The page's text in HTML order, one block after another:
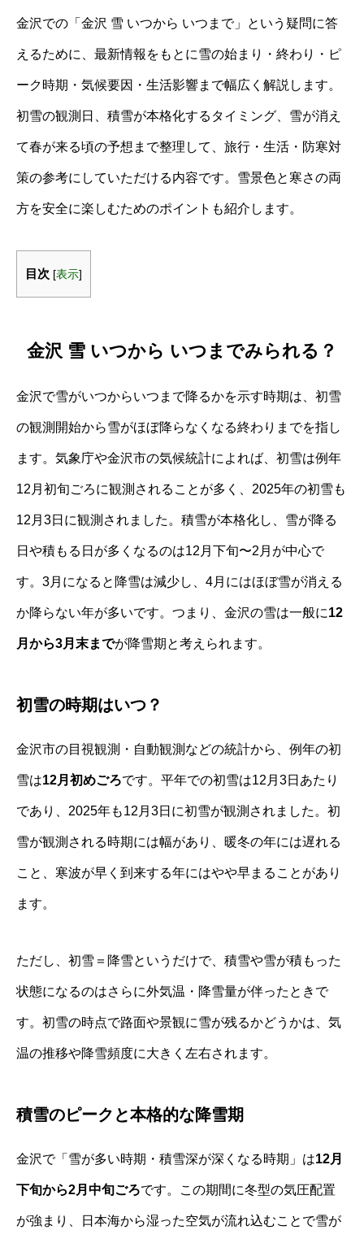
金沢での「金沢 雪 いつから いつまで」という疑問に答
えるために、最新情報をもとに雪の始まり・終わり・ピ
ーク時期・気候要因・生活影響まで幅広く解説します。
初雪の観測日、積雪が本格化するタイミング、雪が消え
て春が来る頃の予想まで整理して、旅行・生活・防寒対
策の参考にしていただける内容です。雪景色と寒さの両
方を安全に楽しむためのポイントも紹介します。
目次 [表示]
金沢 雪 いつから いつまでみられる？
金沢で雪がいつからいつまで降るかを示す時期は、初雪
の観測開始から雪がほぼ降らなくなる終わりまでを指し
ます。気象庁や金沢市の気候統計によれば、初雪は例年
12月初旬ごろに観測されることが多く、2025年の初雪も
12月3日に観測されました。積雪が本格化し、雪が降る
日や積もる日が多くなるのは12月下旬〜2月が中心で
す。3月になると降雪は減少し、4月にはほぼ雪が消える
か降らない年が多いです。つまり、金沢の雪は一般に12
月から3月末までが降雪期と考えられます。
初雪の時期はいつ？
金沢市の目視観測・自動観測などの統計から、例年の初
雪は12月初めごろです。平年での初雪は12月3日あたり
であり、2025年も12月3日に初雪が観測されました。初
雪が観測される時期には幅があり、暖冬の年には遅れる
こと、寒波が早く到来する年にはやや早まることがあり
ます。
ただし、初雪＝降雪というだけで、積雪や雪が積もった
状態になるのはさらに外気温・降雪量が伴ったときで
す。初雪の時点で路面や景観に雪が残るかどうかは、気
温の推移や降雪頻度に大きく左右されます。
積雪のピークと本格的な降雪期
金沢で「雪が多い時期・積雪深が深くなる時期」は12月
下旬から2月中旬ごろです。この期間に冬型の気圧配置
が強まり、日本海から湿った空気が流れ込むことで雪が